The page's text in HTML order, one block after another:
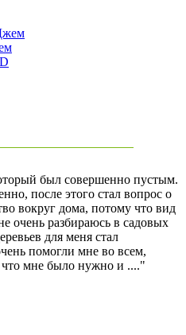
был совершенно пустым.
после этого стал вопрос о
вокруг дома, потому что вид
очень разбираюсь в садовых
для меня стал
помогли мне во всем,
что мне было нужно и ...."